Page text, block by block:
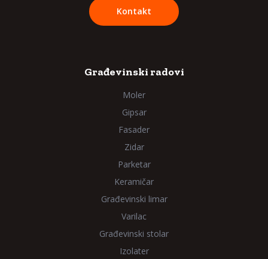
Kontakt
Građevinski radovi
Moler
Gipsar
Fasader
Zidar
Parketar
Keramičar
Građevinski limar
Varilac
Građevinski stolar
Izolater